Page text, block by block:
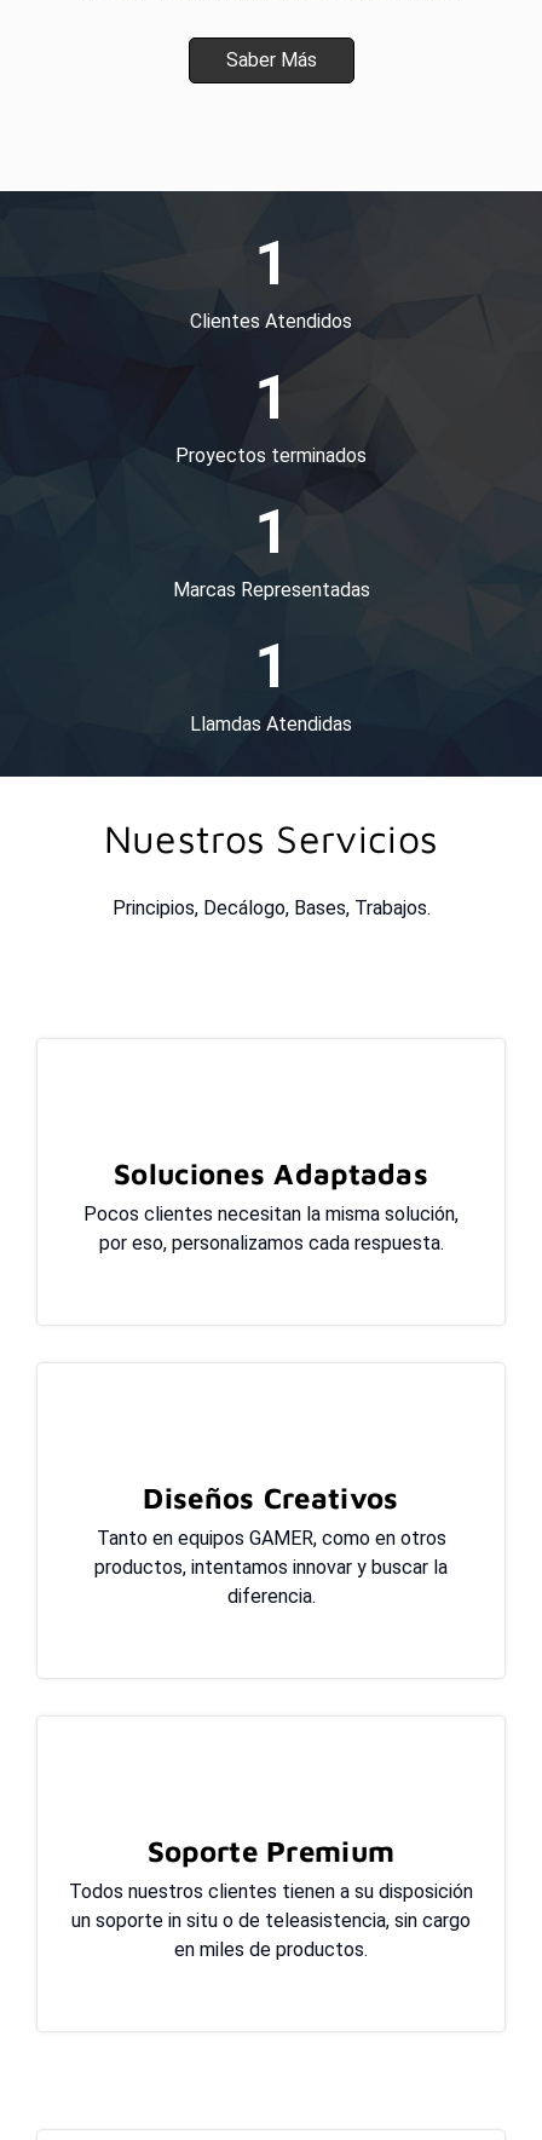
Saber Más
1
Clientes Atendidos
1
Proyectos terminados
1
Marcas Representadas
1
Llamdas Atendidas
Nuestros Servicios
Principios, Decálogo, Bases, Trabajos.
Soluciones Adaptadas
Pocos clientes necesitan la misma solución,
por eso, personalizamos cada respuesta.
Diseños Creativos
Tanto en equipos GAMER, como en otros
productos, intentamos innovar y buscar la
diferencia.
Soporte Premium
Todos nuestros clientes tienen a su disposición
un soporte in situ o de teleasistencia, sin cargo
en miles de productos.